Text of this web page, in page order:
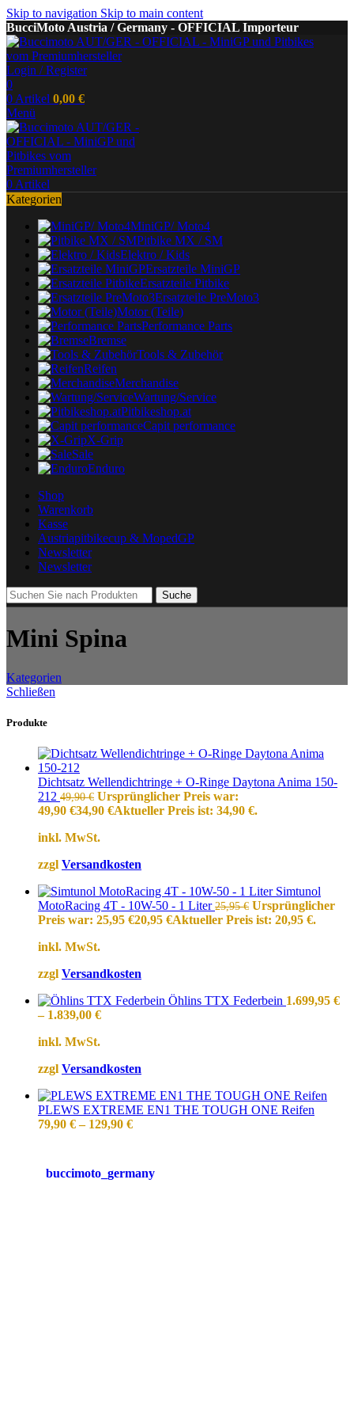
Skip to navigation Skip to main content
BucciMoto Austria / Germany - OFFICIAL Importeur
Login / Register
0
0 Artikel 0,00 €
Menü
0 Artikel
Kategorien
MiniGP/ Moto4
Pitbike MX / SM
Elektro / Kids
Ersatzteile MiniGP
Ersatzteile Pitbike
Ersatzteile PreMoto3
Motor (Teile)
Performance Parts
Bremse
Tools & Zubehör
Reifen
Merchandise
Wartung/Service
Pitbikeshop.at
Capit performance
X-Grip
Sale
Enduro
Shop
Warenkorb
Kasse
Austriapitbikecup & MopedGP
Newsletter
Newsletter
Suche
Mini Spina
Kategorien
Schließen
Produkte
Dichtsatz Wellendichtringe + O-Ringe Daytona Anima 150-
212 49,90€ Ursprünglicher Preis war:
49,90 €34,90 €Aktueller Preis ist: 34,90 €.
inkl. MwSt.
zzgl Versandkosten
Simtunol
MotoRacing 4T - 10W-50 - 1 Liter25,95€ Ursprünglicher
Preis war: 25,95 €20,95 €Aktueller Preis ist: 20,95 €.
inkl. MwSt.
zzgl Versandkosten
Öhlins TTX Federbein 1.699,95 €
– 1.839,00 €
inkl. MwSt.
zzgl Versandkosten
PLEWS EXTREME EN1 THE TOUGH ONE Reifen
79,90 €– 129,90 €
buccimoto_germany